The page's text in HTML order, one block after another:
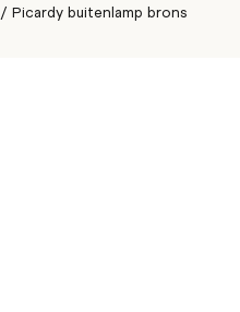
/ Picardy buitenlamp brons